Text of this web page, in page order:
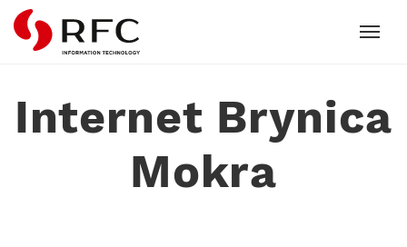
RFC
Internet Brynica
Mokra